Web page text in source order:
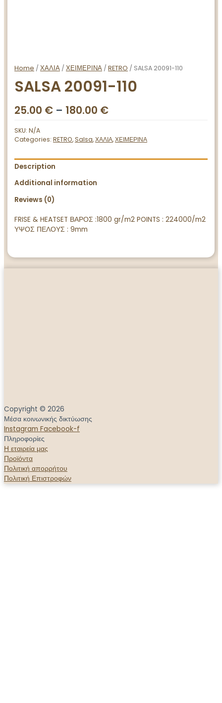
Home /ΧΑΛΙΑ /ΧΕΙΜΕΡΙΝΑ /RETRO / SALSA 20091-110
SALSA 20091-110
25.00 € – 180.00 €
SKU:N/A
Categories:RETRO,Salsa,ΧΑΛΙΑ,ΧΕΙΜΕΡΙΝΑ
Description
Additional information
Reviews (0)
FRISE & HEATSET ΒΑΡΟΣ :1800 gr/m2 POINTS : 224000/m2
ΥΨΟΣ ΠΕΛΟΥΣ : 9mm
Copyright © 2026
Μέσα κοινωνικής δικτύωσης
Instagram Facebook-f
Πληροφορίες
Η εταιρεία μας
Προϊόντα
Πολιτική απορρήτου
Πολιτική Επιστροφών